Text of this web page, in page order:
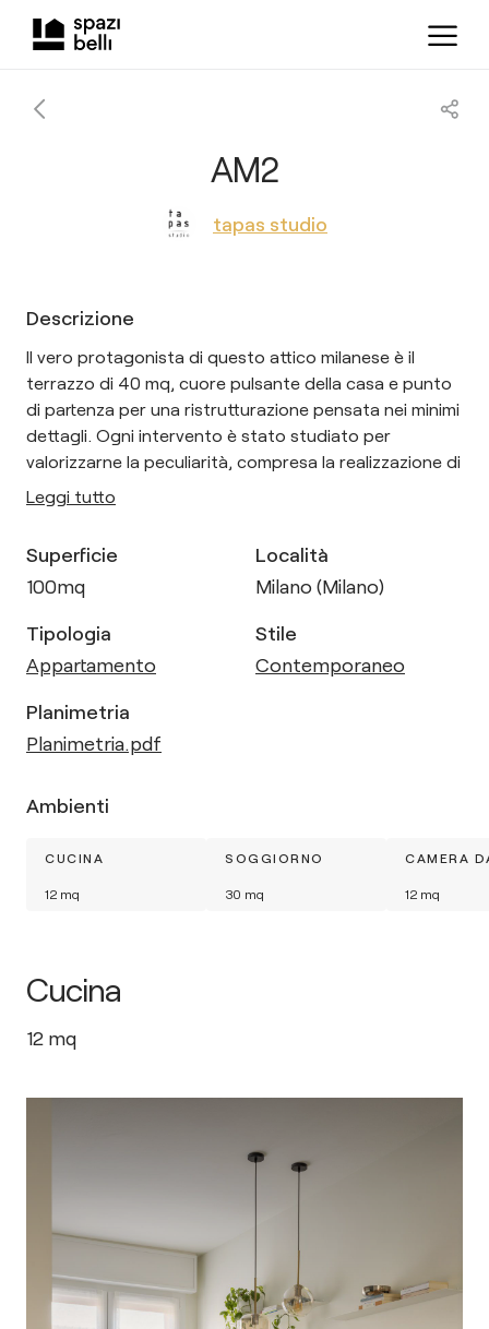
AM2
tapas studio
Descrizione
Il vero protagonista di questo attico milanese è il
terrazzo di 40 mq, cuore pulsante della casa e punto
di partenza per una ristrutturazione pensata nei minimi
dettagli. Ogni intervento è stato studiato per
valorizzarne la peculiarità, compresa la realizzazione di
Leggi tutto
Superficie
100mq
Località
Milano (Milano)
Tipologia
Appartamento
Stile
Contemporaneo
Planimetria
Planimetria.pdf
Ambienti
CUCINA
12 mq
SOGGIORNO
30 mq
CAMERA
12 mq
Cucina
12 mq